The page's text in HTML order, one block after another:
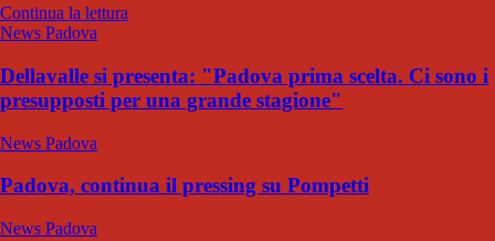
Continua la lettura
News Padova
Dellavalle si presenta: "Padova prima scelta. Ci sono i
presupposti per una grande stagione"
News Padova
Padova, continua il pressing su Pompetti
News Padova